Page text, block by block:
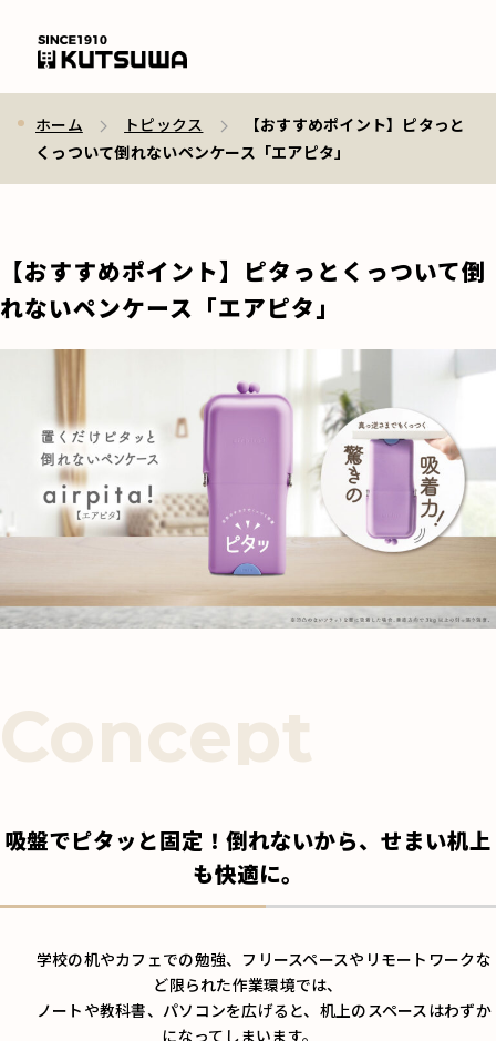
ホーム トピックス
【おすすめポイント】ピタっと
くっついて倒れないペンケース「エアピタ」
【おすすめポイント】ピタっとくっついて倒
れないペンケース「エアピタ」
吸盤でピタッと固定！倒れないから、せまい机上
も快適に。
学校の机やカフェでの勉強、フリースペースやリモートワークな
ど限られた作業環境では、
ノートや教科書、パソコンを広げると、机上のスペースはわずか
になってしまいます。